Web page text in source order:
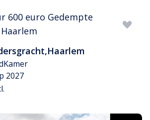
,Haarlem
Kamer
2027